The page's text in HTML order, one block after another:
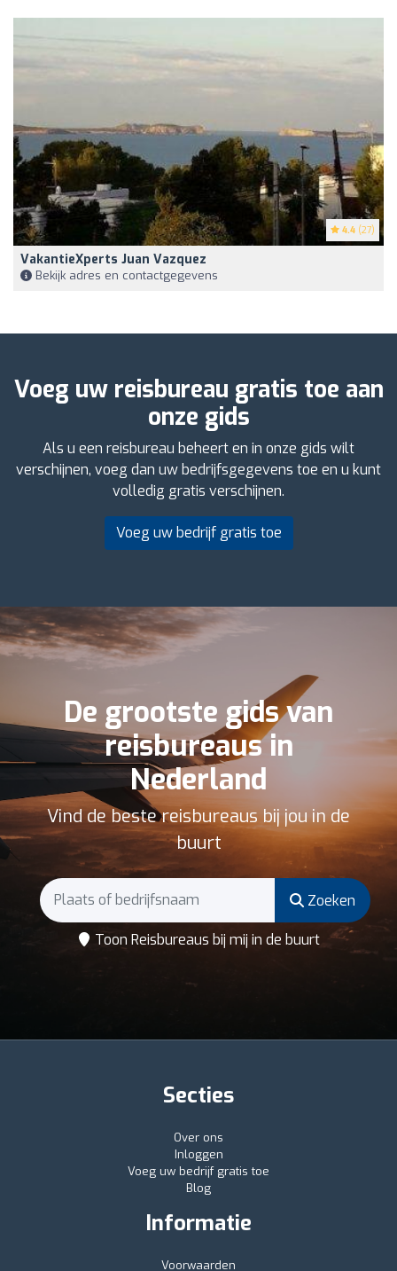
4.4 (27)
VakantieXperts Juan Vazquez
Bekijk adres en contactgegevens
Voeg uw reisbureau gratis toe aan
onze gids
Als u een reisbureau beheert en in onze gids wilt
verschijnen, voeg dan uw bedrijfsgegevens toe en u kunt
volledig gratis verschijnen.
Voeg uw bedrijf gratis toe
De grootste gids van
reisbureaus in
Nederland
Vind de beste reisbureaus bij jou in de
buurt
Zoeken
Toon Reisbureaus bij mij in de buurt
Secties
Over ons
Inloggen
Voeg uw bedrijf gratis toe
Blog
Informatie
Voorwaarden